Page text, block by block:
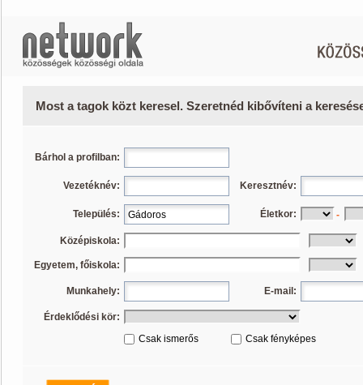
Most a tagok közt keresel. Szeretnéd kibővíteni a
Bárhol a profilban:
Vezetéknév: Keresztnév:
Település: Életkor: -
Középiskola:
Egyetem, főiskola:
Munkahely: E-mail:
Érdeklődési kör:
Csak ismerős
Csak fényképes